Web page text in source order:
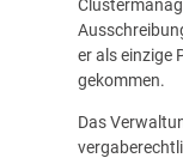
er als einzige
gekommen.
Das